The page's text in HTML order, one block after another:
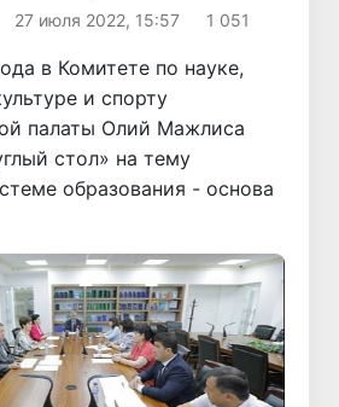
27 июля 2022, 15:57 1 051
в Комитете по науке,
и спорту
палаты Олий Мажлиса
стол» на тему
образования - основа